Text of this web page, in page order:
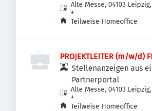
Alte Messe, 04103
+
Teilweise Homeoffice
PROJEKTLEITER (m/w/d)
Stellenanzeigen aus
Partnerportal
Alte Messe, 04103
+
Teilweise Homeoffice